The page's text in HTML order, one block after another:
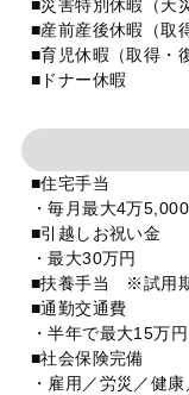
■災害特別休暇（天
■産前産後休暇（取
■育児休暇（取得・
■ドナー休暇
■住宅手当
・毎月最大4万
■引越しお祝い金
・最大30万円
■扶養手当 ※試用
■通勤交通費
・半年で最大15万円
■社会保険完備
・雇用／労災／健